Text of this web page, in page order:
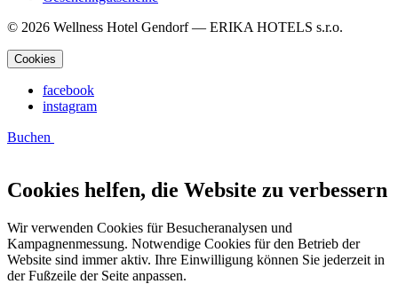
© 2026 Wellness Hotel Gendorf — ERIKA HOTELS s.r.o.
Cookies
facebook
instagram
Buchen
Cookies helfen, die Website zu verbessern
Wir verwenden Cookies für Besucheranalysen und
Kampagnenmessung. Notwendige Cookies für den Betrieb der
Website sind immer aktiv. Ihre Einwilligung können Sie jederzeit in
der Fußzeile der Seite anpassen.